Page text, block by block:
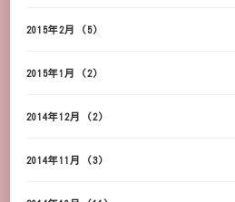
2015年2月 (5)
2015年1月 (2)
2014年12月 (2)
2014年11月 (3)